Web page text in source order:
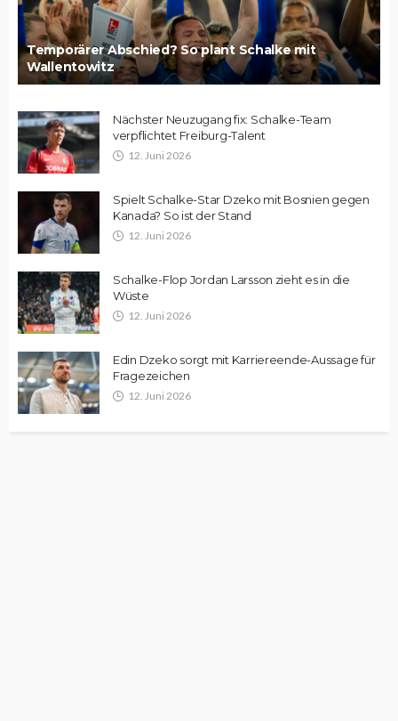
Temporärer Abschied? So plant Schalke mit
Wallentowitz
Nächster Neuzugang fix: Schalke-Team
verpflichtet Freiburg-Talent
12. Juni 2026
Spielt Schalke-Star Dzeko mit Bosnien gegen
Kanada? So ist der Stand
12. Juni 2026
Schalke-Flop Jordan Larsson zieht es in die
Wüste
12. Juni 2026
Edin Dzeko sorgt mit Karriereende-Aussage für
Fragezeichen
12. Juni 2026